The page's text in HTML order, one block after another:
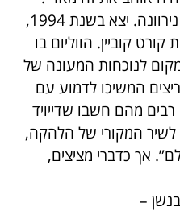
האנפלאגד של להקת נירוונה. יצא בשנת 1994,
קוביין. הווליום בו
לנוכחות המעונה של
המשיכו לדמוע עם
מהם חשבו שדייויד
לשיר המקורי של הלהקה,
אך כדברי מציצים,
–